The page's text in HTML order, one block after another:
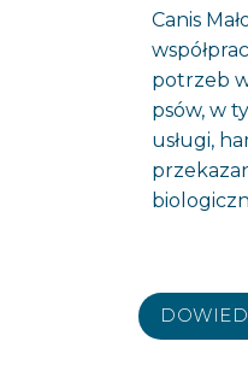
Canis
potrzeb
psów, w
usługi,